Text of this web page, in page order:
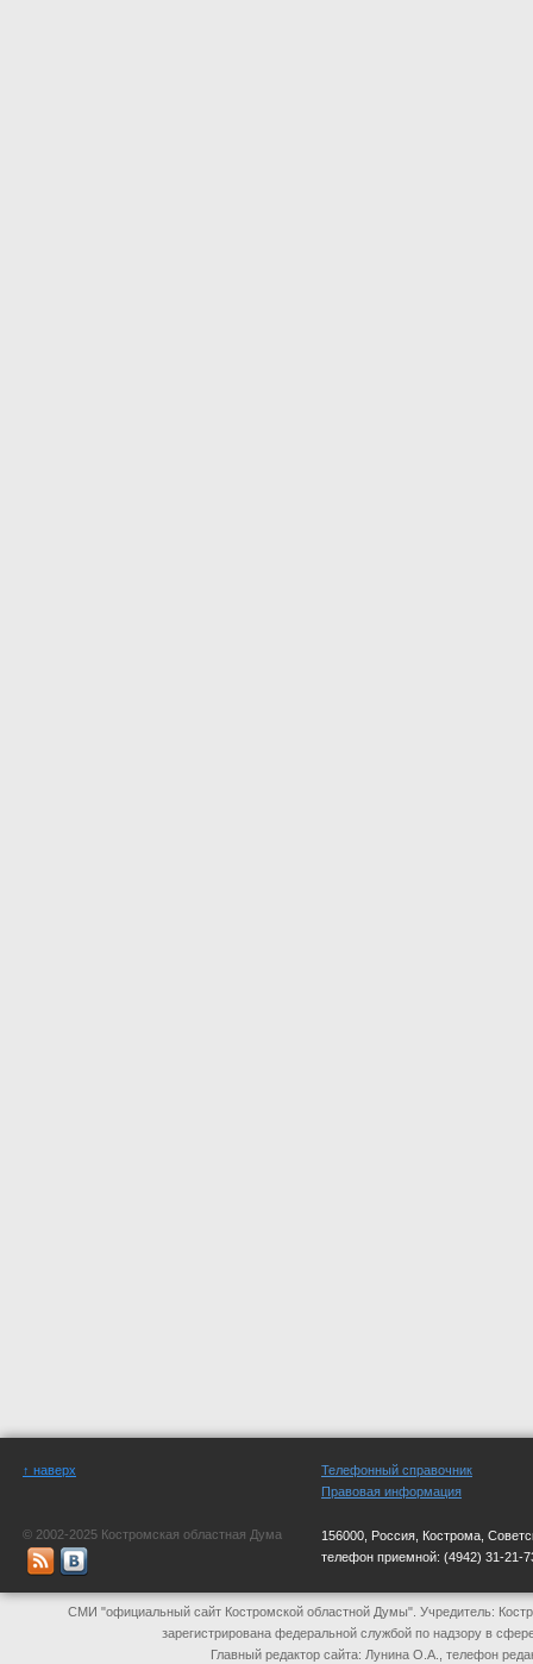
↑ наверх
© 2002-2025 Костромская областная Дума
Телефонный справочник
Правовая информация
156000, Россия, Кострома,
телефон приемной: (4942) 31-21-
СМИ "официальный сайт Костромской областной Думы". Учредитель:
зарегистрирована федеральной службой по надзору в
Главный редактор сайта: Лунина О.А., телефон